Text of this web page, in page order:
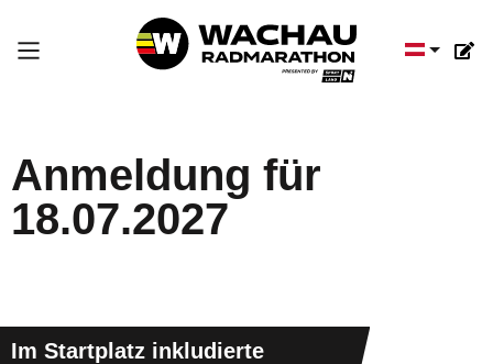
Sprache
Anmeldung für
18.07.2027
Im Startplatz inkludierte